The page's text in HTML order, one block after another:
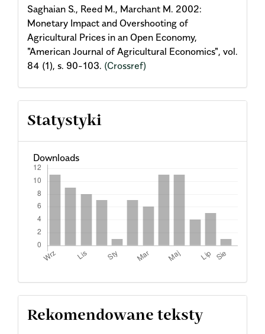
Saghaian S., Reed M., Marchant M. 2002:
Monetary Impact and Overshooting of
Agricultural Prices in an Open Economy,
"American Journal of Agricultural Economics", vol.
84 (1), s. 90-103. (Crossref)
Statystyki
Downloads
Rekomendowane teksty